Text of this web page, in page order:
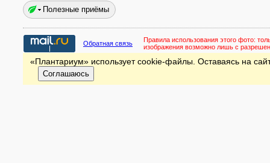
Полезные приёмы
Обратная связь Правила использования этого фото:
изображения возможно лишь с
«Плантариум» использует cookie-файлы. Оставаясь на
Соглашаюсь